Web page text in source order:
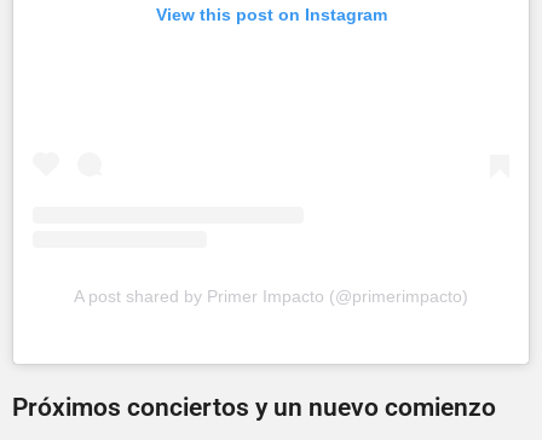
View this post on Instagram
A post shared by Primer Impacto (@primerimpacto)
Próximos conciertos y un nuevo comienzo